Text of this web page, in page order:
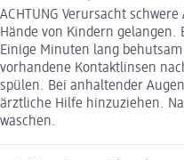
ACHTUNG Verursacht
Hände von Kindern gelangen.
Einige Minuten lang
vorhandene Kontaktlinsen
spülen. Bei anhaltender
ärztliche Hilfe hinzuziehen.
waschen.